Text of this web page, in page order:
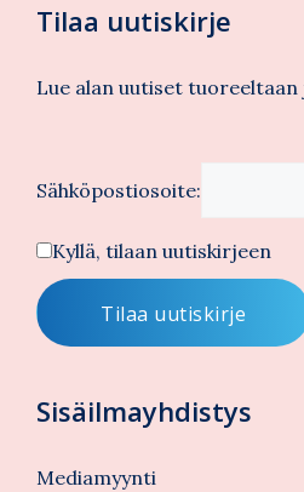
Tilaa uutiskirje
Lue alan uutiset tuoreeltaan
Sähköpostiosoite:
Kyllä, tilaan uutiskirjeen
Sisäilmayhdistys
Mediamyynti